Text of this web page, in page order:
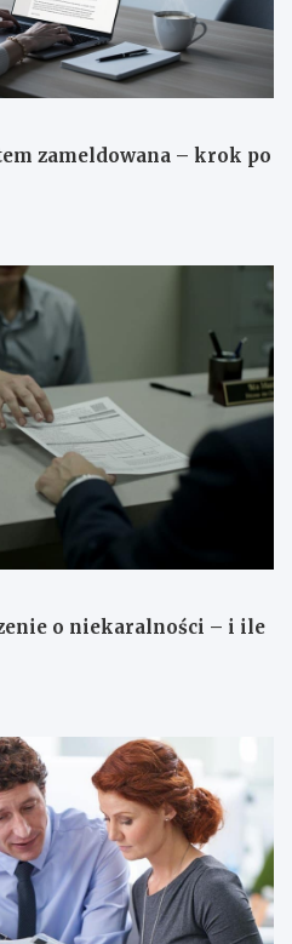
zameldowana – krok po
o niekaralności – i ile